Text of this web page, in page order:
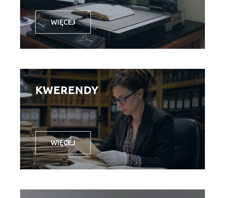
WIĘCEJ
KWERENDY
WIĘCEJ